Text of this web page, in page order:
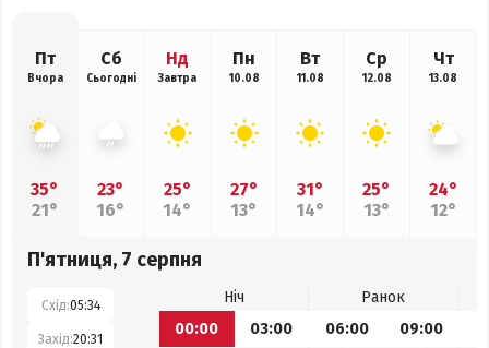
Пт
Вчора
35°
21°
Сб
Сьогодні
23°
16°
Нд
Завтра
25°
14°
Пн
10.08
27°
13°
Вт
11.08
31°
14°
Ср
12.08
25°
13°
Чт
13.08
24°
12°
П'ятниця, 7 серпня
Схід:05:34
Захід:20:31
Ніч
Ранок
00:00
03:00 06:00 09:00